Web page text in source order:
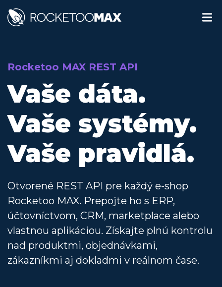
Rocketoo MAX REST API
Vaše dáta.
Vaše systémy.
Vaše pravidlá.
Otvorené REST API pre každý e-shop
Rocketoo MAX. Prepojte ho s ERP,
účtovníctvom, CRM, marketplace alebo
vlastnou aplikáciou. Získajte plnú kontrolu
nad produktmi, objednávkami,
zákazníkmi aj dokladmi v reálnom čase.